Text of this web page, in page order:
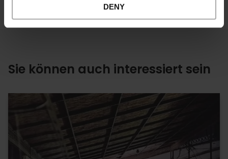
DENY
Sie können auch interessiert sein